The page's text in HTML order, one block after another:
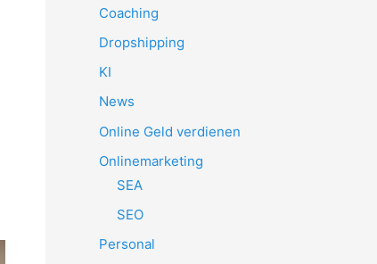
Coaching
Dropshipping
KI
News
Online Geld verdienen
Onlinemarketing
SEA
SEO
Personal